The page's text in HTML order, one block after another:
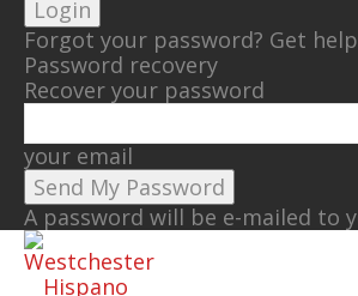
Forgot your password? Get help
Password recovery
Recover your password
your email
A password will be e-mailed to